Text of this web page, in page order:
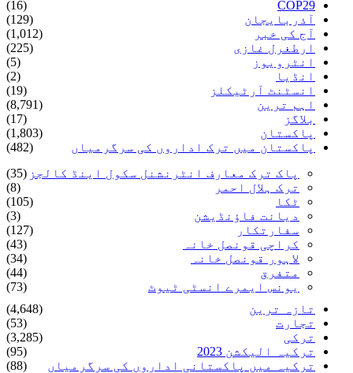
COP29
(16)
آذربایجان
(129)
آج کی خبر
(1,012)
ارطغرل غازی
(225)
انٹرویوز
(5)
انڈیا
(2)
انسٹنٹ آرٹیکلز
(19)
اہم ترین
(8,791)
بلاگز
(17)
پاکستان
(1,803)
پاکستان میں ترک اداروں کی سرگرمیاں
(482)
پاک ترک معارف انٹرنشنل سکول اینڈ کالجز (35)
ترک ہلال احمر
(8)
ٹکا
(105)
دیانت فاؤنڈیشن
(3)
سفارتکار
(127)
کراچی قونصل خانہ
(43)
لاہور قونصل خانہ
(34)
متفرق
(44)
یونس ایمرے انسٹی ٹیوٹ
(73)
تازہ ترین
(4,648)
تجارت
(53)
ترکی
(3,285)
ترکیہ الیکشن 2023
(95)
ترکیہ میں پاکستانی اداروں کی سرگرمیاں
(88)